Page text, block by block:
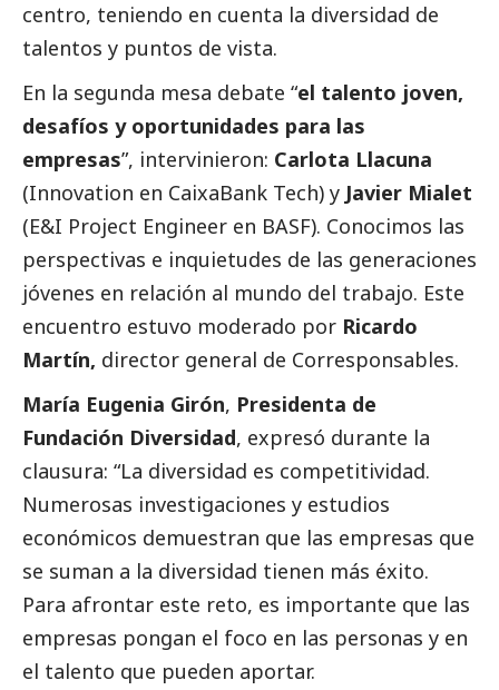
centro, teniendo en cuenta la diversidad de
talentos y puntos de vista.
En la segunda mesa debate “el talento joven,
desafíos y oportunidades para las
empresas”, intervinieron: Carlota Llacuna
(Innovation en CaixaBank Tech) y Javier Mialet
(E&I Project Engineer en BASF). Conocimos las
perspectivas e inquietudes de las generaciones
jóvenes en relación al mundo del trabajo. Este
encuentro estuvo moderado por Ricardo
Martín, director general de Corresponsables.
María Eugenia Girón, Presidenta de
Fundación Diversidad, expresó durante la
clausura: “La diversidad es competitividad.
Numerosas investigaciones y estudios
económicos demuestran que las empresas que
se suman a la diversidad tienen más éxito.
Para afrontar este reto, es importante que las
empresas pongan el foco en las personas y en
el talento que pueden aportar.